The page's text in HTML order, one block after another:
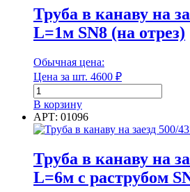
Длина
Единица измерения
заезд
500/435
L=1м
SN4
(на
отрез)
Труба в канаву на
L=1м SN8 (на отрез)
Обычная цена:
Цена за шт. 4600 ₽
Количество
товара
Труба
в
канаву
на
заезд
500/435
L=1м
В корзину
АРТ: 01096
Труба в канаву на
L=6м с раструбом